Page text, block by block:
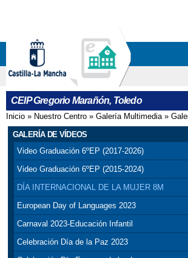
CEIP Gregorio Marañón, Toledo
Se encuentra usted aquí
Inicio » Nuestro Centro » Galería Multimedia»
GALERÍA DE VÍDEOS
Video Graduación 6ºEP (2017-2026)
Video Graduación 6ºEP (2015-2024)
DÍA INTERNACIONAL DE LA MUJER 8M
European Day of Languages 2023
Carnaval 2023-Educación Infantil
Celebración Día de la Paz 2023